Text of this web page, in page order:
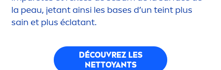
la peau, jetant ainsi les bases d’un teint plus
sain et plus éclatant.
DÉCOUVREZ LES
NETTOYANTS